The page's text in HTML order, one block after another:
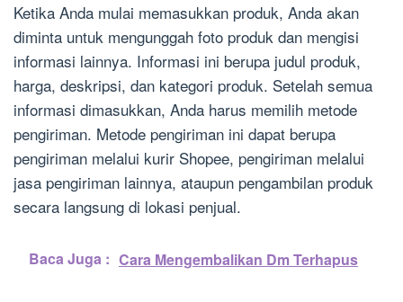
Ketika Anda mulai memasukkan produk, Anda akan
diminta untuk mengunggah foto produk dan mengisi
informasi lainnya. Informasi ini berupa judul produk,
harga, deskripsi, dan kategori produk. Setelah semua
informasi dimasukkan, Anda harus memilih metode
pengiriman. Metode pengiriman ini dapat berupa
pengiriman melalui kurir Shopee, pengiriman melalui
jasa pengiriman lainnya, ataupun pengambilan produk
secara langsung di lokasi penjual.
Baca Juga : Cara Mengembalikan Dm Terhapus